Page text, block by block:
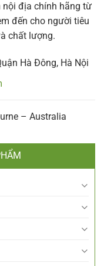
nội địa chính hãng từ
đến cho người tiêu
chất lượng.
Hà Đông, Hà Nội
– Australia